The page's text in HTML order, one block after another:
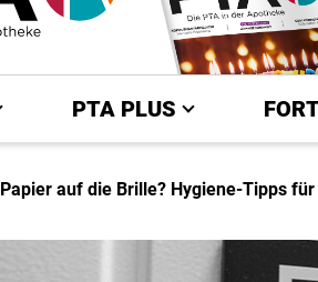
PTA PLUS
Papier auf die Brille? Hygiene-Tipps